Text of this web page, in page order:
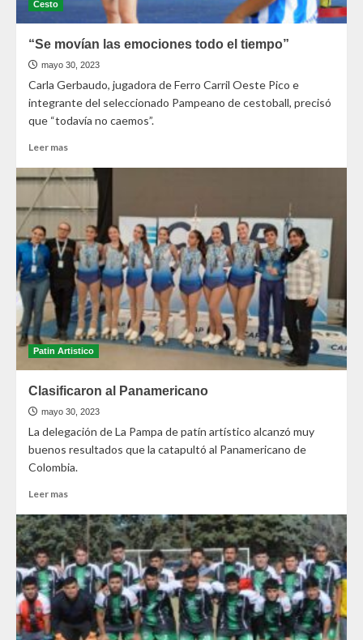
Cesto
“Se movían las emociones todo el tiempo”
mayo 30, 2023
Carla Gerbaudo, jugadora de Ferro Carril Oeste Pico e
integrante del seleccionado Pampeano de cestoball, precisó
que “todavía no caemos”.
Leer mas
Patin Artistico
Clasificaron al Panamericano
mayo 30, 2023
La delegación de La Pampa de patín artístico alcanzó muy
buenos resultados que la catapultó al Panamericano de
Colombia.
Leer mas